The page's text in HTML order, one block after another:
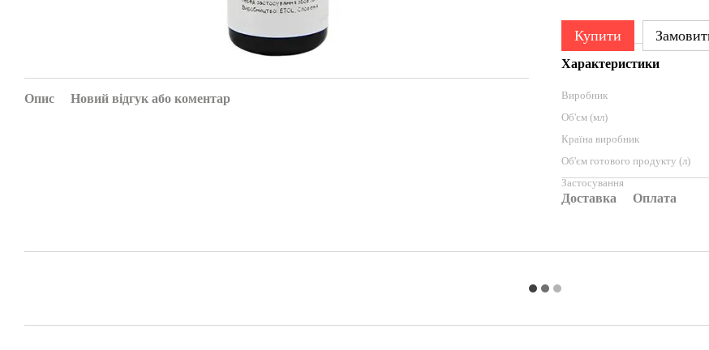
Опис Новий відгук або коментар
Купити
Характеристики
Виробник
Об'єм (мл)
Країна виробник
Об'єм готового продукту (л)
Застосування
Доставка Оплата